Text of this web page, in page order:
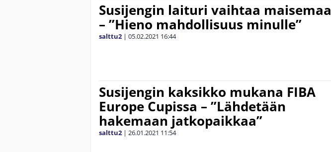
Susijengin laituri vaihtaa maisemaa
– ”Hieno mahdollisuus minulle”
salttu2 | 05.02.2021 16:44
Susijengin kaksikko mukana FIBA
Europe Cupissa – ”Lähdetään
hakemaan jatkopaikkaa”
salttu2 | 26.01.2021 11:54